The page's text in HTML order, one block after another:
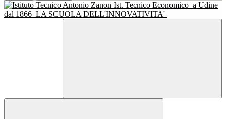
Ist. Tecnico Economico a Udine
dal 1866 LA SCUOLA DELL'INNOVATIVITA'